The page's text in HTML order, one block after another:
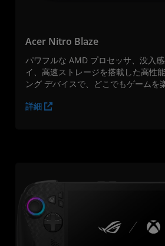
Acer Nitro Blaze
パワフルな AMD プロセッサ、没入
イ、高速ストレージを搭載した高性
ング デバイスで、どこでもゲームを
詳細